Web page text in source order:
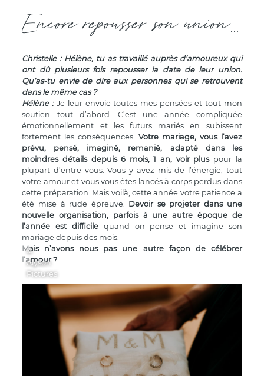
Encore repousser son union...
Christelle : Hélène, tu as travaillé auprès d’amoureux qui
ont dû plusieurs fois repousser la date de leur union.
Qu’as-tu envie de dire aux personnes qui se retrouvent
dans le même cas ?
Hélène: Je leur envoie toutes mes pensées et tout mon
soutien tout d’abord. C’est une année compliquée
émotionnellement et les futurs mariés en subissent
fortement les conséquences. Votre mariage, vous l’avez
prévu, pensé, imaginé, remanié, adapté dans les
moindres détails depuis 6 mois, 1 an, voir pluspour la
plupart d’entre vous. Vous y avez mis de l’énergie, tout
votre amour et vous vous êtes lancés à corps perdus dans
cette préparation. Mais voilà, cette année votre patience a
été mise à rude épreuve. Devoir se projeter dans une
nouvelle organisation, parfois à une autre époque de
l’année est difficilequand on pense et imagine son
mariage depuis des mois.
Mais n’avons nous pas une autre façon de célébrer
l’amour ?
©
Alyson
Pictures